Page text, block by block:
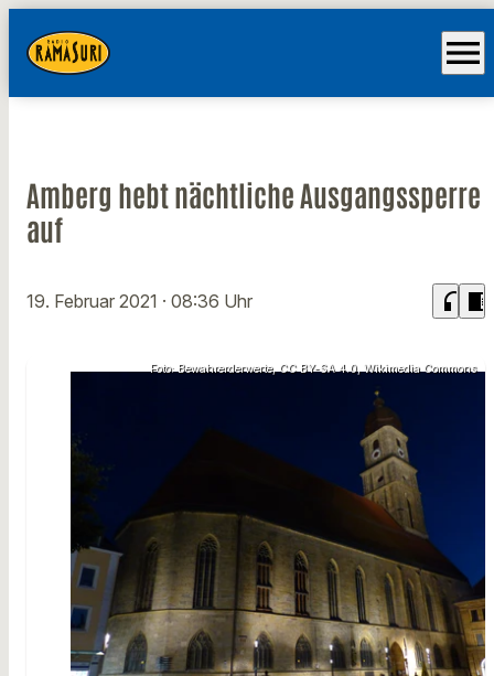
menu
Amberg hebt nächtliche Ausgangssperre
auf
19. Februar 2021 · 08:36 Uhr headphones chrome_reader_mode
Foto: Bewahrerderwerte, CC BY-SA 4.0, Wikimedia Commons